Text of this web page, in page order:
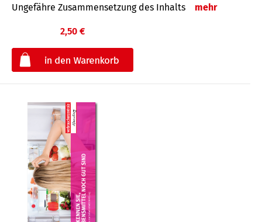
Ungefähre Zusammensetzung des Inhalts mehr
2,50 €